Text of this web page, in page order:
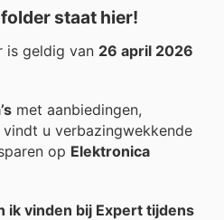
staat hier!
is geldig van 26 april 2026
met aanbiedingen,
u verbazingwekkende
op Elektronica
ik vinden bij Expert tijdens